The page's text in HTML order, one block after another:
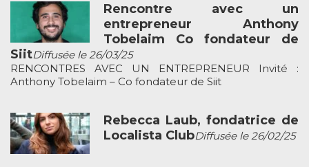
Rencontre avec un
entrepreneur Anthony
Tobelaim Co fondateur de
SiitDiffusée le 26/03/25
RENCONTRES AVEC UN ENTREPRENEUR Invité :
Anthony Tobelaim – Co fondateur de Siit
Rebecca Laub, fondatrice de
Localista ClubDiffusée le 26/02/25